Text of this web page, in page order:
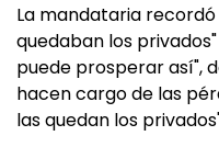
La mandataria
quedaban los
puede prosperar así",
hacen cargo de las
las quedan los